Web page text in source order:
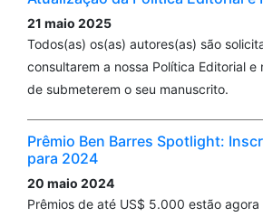
21 maio 2025
Todos(as) os(as) autores(as) são
consultarem a nossa Política Editorial e
de submeterem o seu manuscrito.
Prêmio Ben Barres Spotlight:
para 2024
20 maio 2024
Prêmios de até US$ 5.000 estão